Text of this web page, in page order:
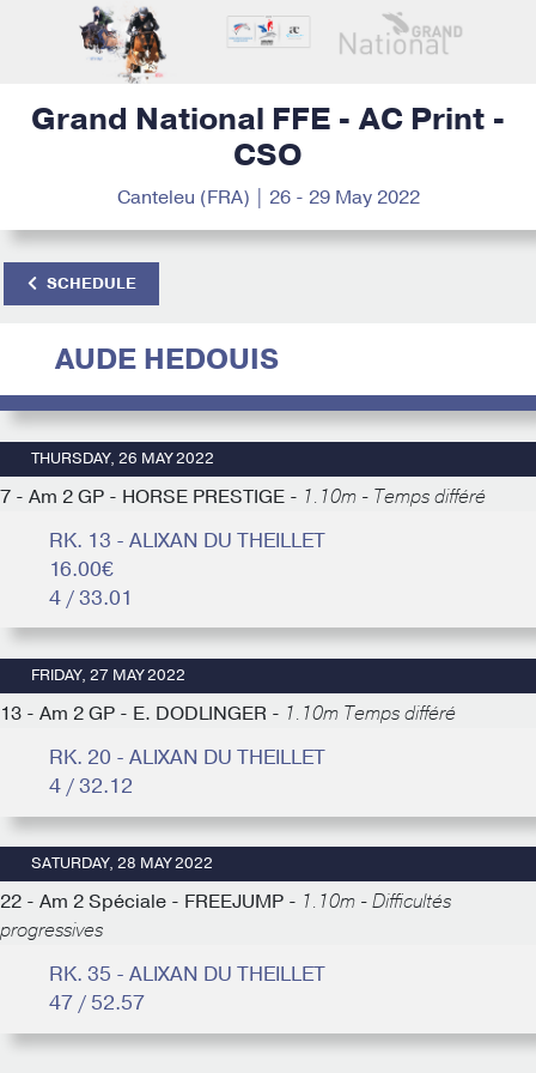
Grand National FFE - AC Print -
CSO
Canteleu (FRA) | 26 - 29 May 2022
SCHEDULE
AUDE HEDOUIS
THURSDAY, 26 MAY 2022
7 - Am 2 GP - HORSE PRESTIGE - 1.10m - Temps différé
RK. 13 - ALIXAN DU THEILLET
16.00€
4 / 33.01
FRIDAY, 27 MAY 2022
13 - Am 2 GP - E. DODLINGER - 1.10m Temps différé
RK. 20 - ALIXAN DU THEILLET
4 / 32.12
SATURDAY, 28 MAY 2022
22 - Am 2 Spéciale - FREEJUMP - 1.10m - Difficultés
progressives
RK. 35 - ALIXAN DU THEILLET
47 / 52.57